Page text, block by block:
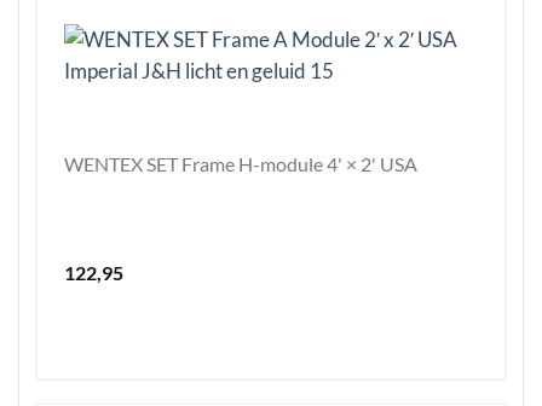
WENTEX SET Frame H-module 4' × 2' USA
122,95